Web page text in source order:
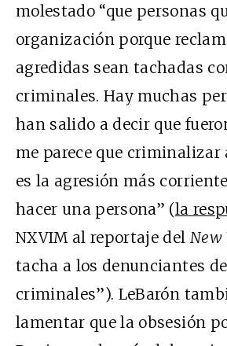
molestado “que personas
organización porque
agredidas sean tachadas
criminales. Hay muchas
han salido a decir que
me parece que
es la agresión más
hacer una persona” (la
NXVIM al reportaje del New
tacha a los denunciantes
criminales”). LeBarón
lamentar que la obsesión